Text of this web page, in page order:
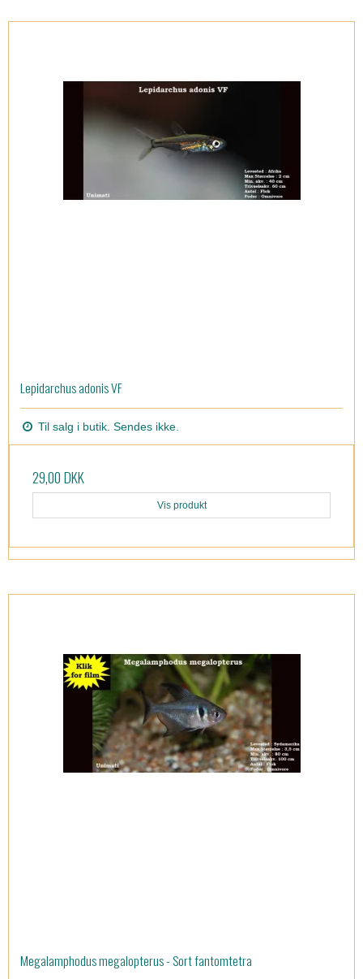
Lepidarchus adonis VF
Til salg i butik. Sendes ikke.
29,00 DKK
Vis produkt
Megalamphodus megalopterus - Sort fantomtetra